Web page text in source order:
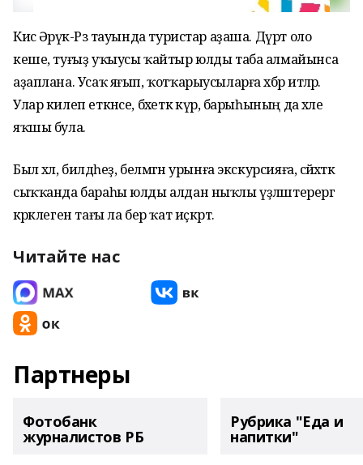
Кисә Әрүәк-Рәз тауында туристар аҙаша. Дүрт оло
кеше, туғыҙ уҡыусы ҡайтыр юлды таба алмайынса
аҙаплана. Усаҡ яғып, ҡотҡарыусыларға хәбәр итәләр.
Улар килеп еткәнсе, бәхеткә күрә, барыһының да хәле
яҡшы була.
Был хәл, билдәһеҙ, белмәгән урынға экскурсияға, сәйәхәткә
сыҡҡанда бараһы юлды алдан ныҡлы үҙләштерергә
кәрәклеген тағы ла бер ҡат иҫкәртә.
Читайте нас
Партнеры
Фотобанк
журналистов РБ
Рубрика "Еда и
напитки"